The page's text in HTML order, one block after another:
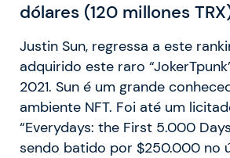
dólares (120 millones
Justin Sun, regressa a este
adquirido este raro
2021. Sun é um grande
ambiente NFT. Foi até um
“Everydays: the First 5.000
sendo batido por $250.000 no